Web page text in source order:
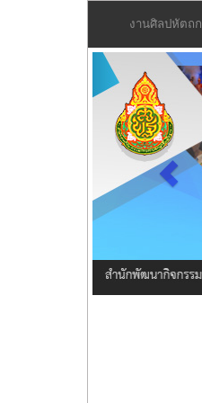
งานศิลปหัตถ